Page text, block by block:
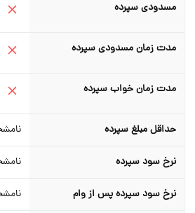
مسدودی سپرده
مدت زمان مسدودی سپرده
مدت زمان خواب سپرده
حداقل مبلغ سپرده نامشخص
نرخ سود سپرده نامشخص
نرخ سود سپرده پس از وام نامشخص